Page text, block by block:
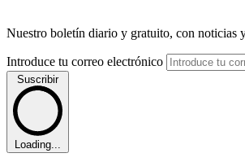
Nuestro boletín diario y gratuito, con noticias
Introduce tu correo electrónico
Suscribir
Loading...